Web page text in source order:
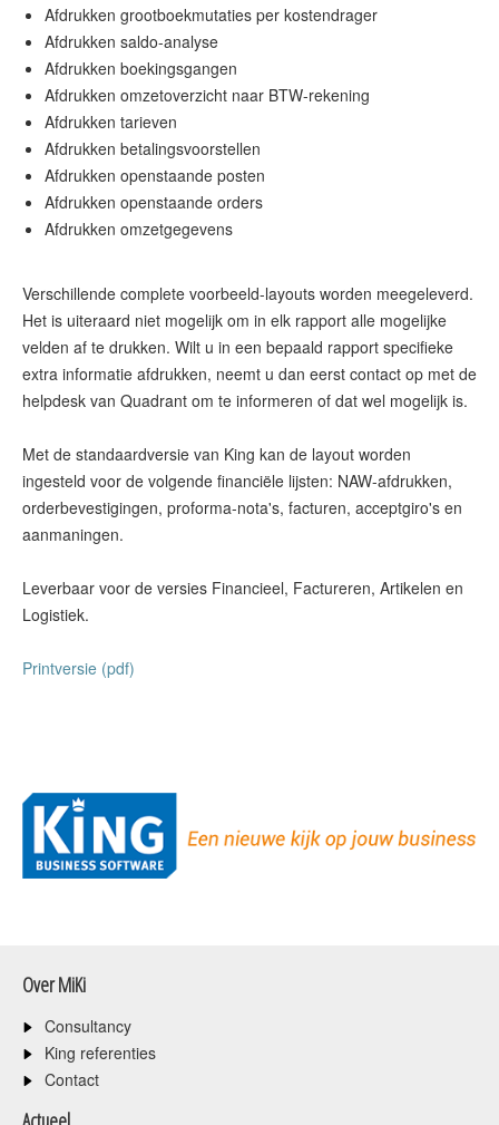
Afdrukken grootboekmutaties per kostendrager
Afdrukken saldo-analyse
Afdrukken boekingsgangen
Afdrukken omzetoverzicht naar BTW-rekening
Afdrukken tarieven
Afdrukken betalingsvoorstellen
Afdrukken openstaande posten
Afdrukken openstaande orders
Afdrukken omzetgegevens
Verschillende complete voorbeeld-layouts worden meegeleverd.
Het is uiteraard niet mogelijk om in elk rapport alle mogelijke
velden af te drukken. Wilt u in een bepaald rapport specifieke
extra informatie afdrukken, neemt u dan eerst contact op met de
helpdesk van Quadrant om te informeren of dat wel mogelijk is.
Met de standaardversie van King kan de layout worden
ingesteld voor de volgende financiële lijsten: NAW-afdrukken,
orderbevestigingen, proforma-nota's, facturen, acceptgiro's en
aanmaningen.
Leverbaar voor de versies Financieel, Factureren, Artikelen en
Logistiek.
Printversie (pdf)
Over MiKi
Consultancy
King referenties
Contact